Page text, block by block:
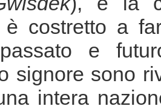
è costretto a
e
signore sono
intera